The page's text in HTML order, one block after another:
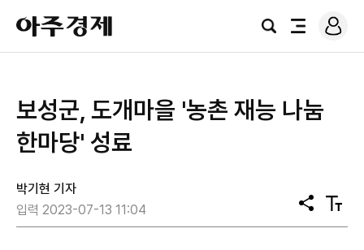
아
주
경
검
전
로
그
보성군, 도개마을 '농촌 재능 나눔
한마당' 성료
박기현 기자
입력 2023-07-13 11:04
공
유
텍
스